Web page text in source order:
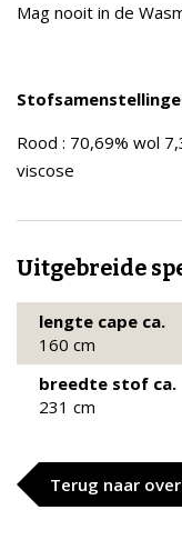
Mag nooit in de
Rood : 70,69% wol
viscose
Uitgebreide
lengte cape ca.
160 cm
breedte stof ca.
231 cm
Terug naar